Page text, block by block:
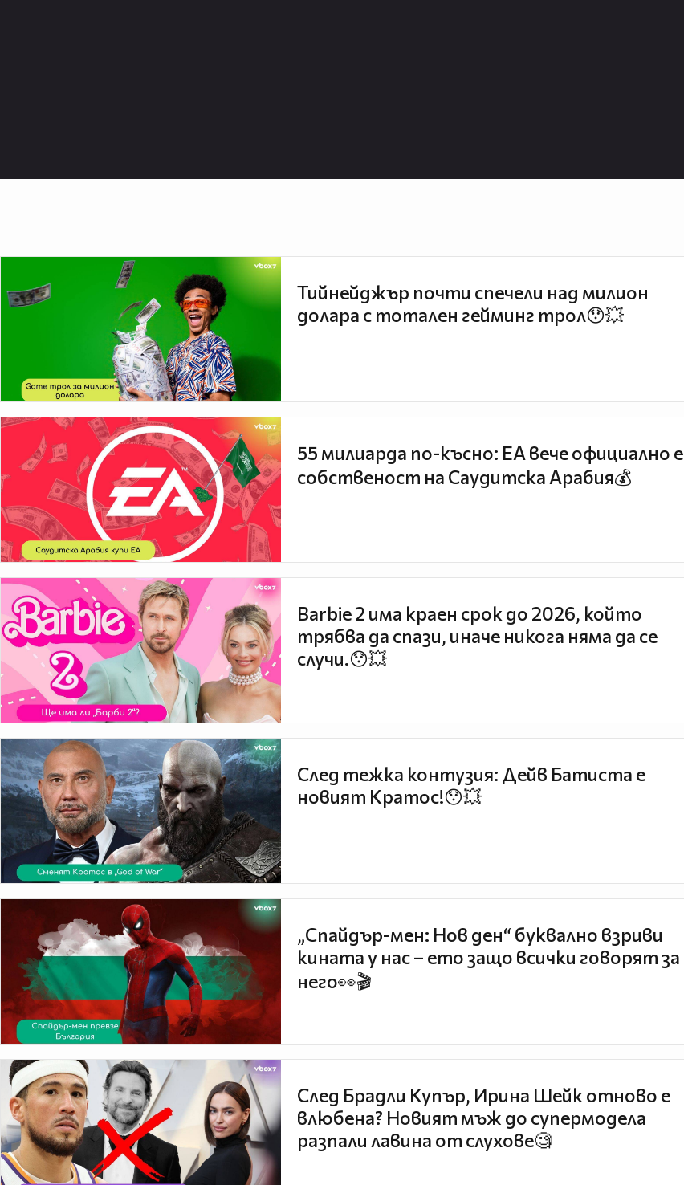
Тийнейджър почти спечели над милион
долара с тотален гейминг трол😯💥
55 милиарда по-късно: EA вече официално е
собственост на Саудитска Арабия💰
Barbie 2 има краен срок до 2026, който
трябва да спази, иначе никога няма да се
случи.😯💥
След тежка контузия: Дейв Батиста е
новият Кратос!😯💥
„Спайдър-мен: Нов ден“ буквално взриви
кината у нас – ето защо всички говорят за
него👀🎬
След Брадли Купър, Ирина Шейк отново е
влюбена? Новият мъж до супермодела
разпали лавина от слухове🧐